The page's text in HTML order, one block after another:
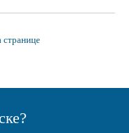
странице